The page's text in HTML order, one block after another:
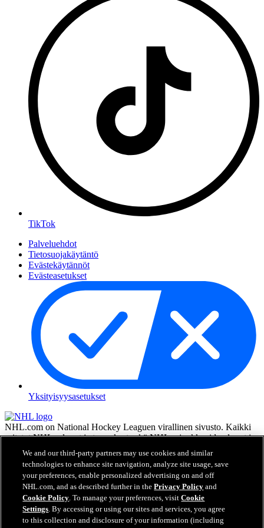
TikTok
Palveluehdot
Tietosuojakäytäntö
Evästekäytännöt
Evästeasetukset
Yksityisyysasetukset
NHL.com on National Hockey Leaguen virallinen sivusto. Kaikki
esitetyt NHL:n logot ja tunnukset sekä NHL:n joukkueiden logot ja
tunnukset ovat NHL:n ja sen joukkueiden omaisuutta, eikä niitä saa
toisintaa ilman NHL Enterprises, L.P.:n hyväksyntää. © NHL 2026.
Kaikki oikeudet pidätetään. Kaikki NHL-joukkueiden pelaajien
nimillä ja numeroilla varustetut pelipaidat ovat virallisesti NHL:n ja
NHLPA:n lisenssin alla. Zambonin merkki ja Zamboni-jääkoneen
rakenne ovat rekisteröityjä tavaramerkkejä, jotka omistaa Frank J.
Zamboni & Co., Inc. © Frank J. Zamboni & Co., Inc. 2026. Kaikki
oikeudet pidätetään. Kaikki muut kolmannen osapuolen
We and our third-party partners may use cookies and similar
technologies to enhance site navigation, analyze site usage, save
your preferences, enable personalized advertising on and off
NHL.com, and as described further in thePrivacy Policy and
Cookie Policy. To manage your preferences, visitCookie
Settings. By accessing or using our sites and services, you agree
to this collection and disclosure of your information (including